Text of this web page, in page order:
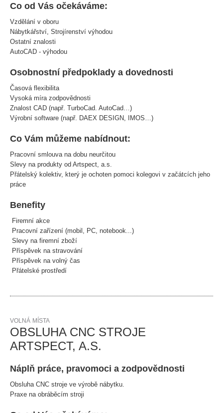
Co od Vás očekáváme:
Vzdělání v oboru
Nábytkářství, Strojírenství výhodou
Ostatní znalosti
AutoCAD - výhodou
Osobnostní předpoklady a dovednosti
Časová flexibilita
Vysoká míra zodpovědnosti
Znalost CAD (např. TurboCad. AutoCad…)
Výrobní software (např. DAEX DESIGN, IMOS…)
Co Vám můžeme nabídnout:
Pracovní smlouva na dobu neurčitou
Slevy na produkty od Artspect, a.s.
Přátelský kolektiv, který je ochoten pomoci kolegovi v začátcích jeho
práce
Benefity
Firemní akce
Pracovní zařízení (mobil, PC, notebook...)
Slevy na firemní zboží
Příspěvek na stravování
Příspěvek na volný čas
Přátelské prostředí
VOLNÁ MÍSTA
OBSLUHA CNC STROJE
ARTSPECT, A.S.
Náplň práce, pravomoci a zodpovědnosti
Obsluha CNC stroje ve výrobě nábytku.
Praxe na obráběcím stroji